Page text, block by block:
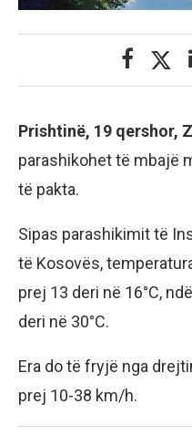
Prishtinë, 19 qershor,
parashikohet të mbajë
të pakta.
Sipas parashikimit të
të Kosovës,
prej 13 deri në 16°C,
deri në 30°C.
Era do të fryjë nga
prej 10-38 km/h.